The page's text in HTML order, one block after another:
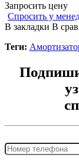
Запросить цену
Спросить у
В закладки В
Теги: